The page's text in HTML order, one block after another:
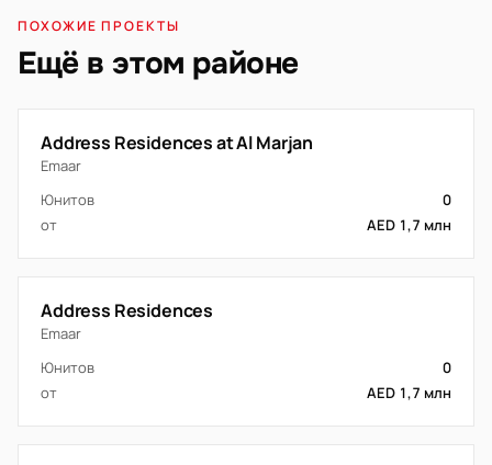
ПОХОЖИЕ ПРОЕКТЫ
Ещё в этом районе
Address Residences at Al Marjan
Emaar
Юнитов
0
от
AED 1,7 млн
Address Residences
Emaar
Юнитов
0
от
AED 1,7 млн